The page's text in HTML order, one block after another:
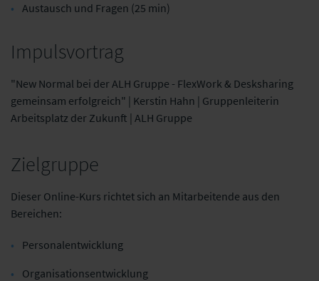
Austausch und Fragen (25 min)
Impulsvortrag
"New Normal bei der ALH Gruppe - FlexWork & Desksharing
gemeinsam erfolgreich" | Kerstin Hahn | Gruppenleiterin
Arbeitsplatz der Zukunft | ALH Gruppe
Zielgruppe
Dieser Online-Kurs richtet sich an Mitarbeitende aus den
Bereichen:
Personalentwicklung
Organisationsentwicklung